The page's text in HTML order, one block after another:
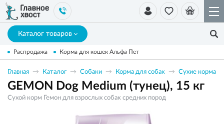
Каталог товаров
Распродажа Корма для кошек Альфа Пет
Главная Каталог Собаки Корма для собак Сухие корма
GEMON Dog Medium (тунец), 15 кг
Сухой корм Гемон для взрослых собак средних пород